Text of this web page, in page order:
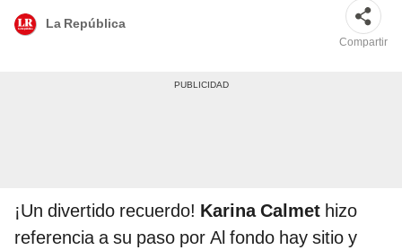
La República
Compartir
¡Un divertido recuerdo! Karina Calmet hizo
referencia a su paso por Al fondo hay sitio y